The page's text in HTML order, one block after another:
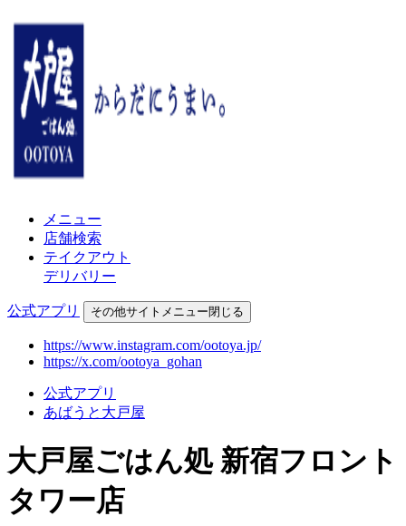
メニュー
店舗検索
テイクアウト
デリバリー
公式アプリ その他サイトメニュー閉じる
https://www.instagram.com/ootoya.jp/
https://x.com/ootoya_gohan
公式アプリ
あばうと大戸屋
大戸屋ごはん処 新宿フロント
タワー店